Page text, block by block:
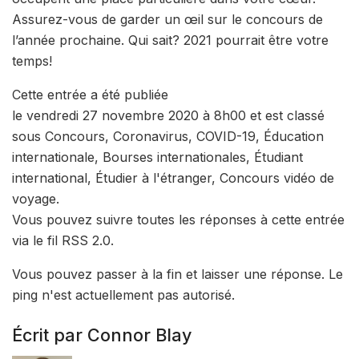
Assurez-vous de garder un œil sur le concours de
l’année prochaine. Qui sait? 2021 pourrait être votre
temps!
Cette entrée a été publiée
le vendredi 27 novembre 2020 à 8h00 et est classé
sous Concours, Coronavirus, COVID-19, Éducation
internationale, Bourses internationales, Étudiant
international, Étudier à l'étranger, Concours vidéo de
voyage.
Vous pouvez suivre toutes les réponses à cette entrée
via le fil RSS 2.0.
Vous pouvez passer à la fin et laisser une réponse. Le
ping n'est actuellement pas autorisé.
Écrit par Connor Blay